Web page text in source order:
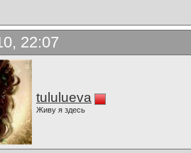
22:07
tululueva
Живу я здесь